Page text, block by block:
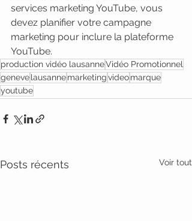
services marketing YouTube, vous
devez planifier votre campagne
marketing pour inclure la plateforme
YouTube.
production vidéo lausanneVidéo Promotionnel
genevelausannemarketingvideomarque
youtube
Posts récents Voir tout